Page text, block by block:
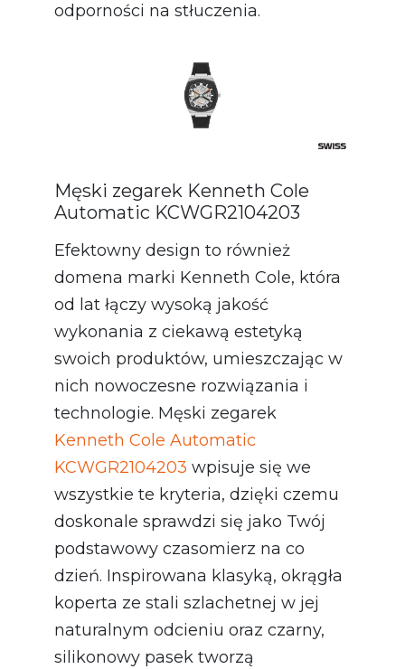
odporności na stłuczenia.
Męski zegarek Kenneth Cole
Automatic KCWGR2104203
Efektowny design to również
domena marki Kenneth Cole, która
od lat łączy wysoką jakość
wykonania z ciekawą estetyką
swoich produktów, umieszczając w
nich nowoczesne rozwiązania i
technologie. Męski zegarek
Kenneth Cole Automatic
KCWGR2104203 wpisuje się we
wszystkie te kryteria, dzięki czemu
doskonale sprawdzi się jako Twój
podstawowy czasomierz na co
dzień. Inspirowana klasyką, okrągła
koperta ze stali szlachetnej w jej
naturalnym odcieniu oraz czarny,
silikonowy pasek tworzą